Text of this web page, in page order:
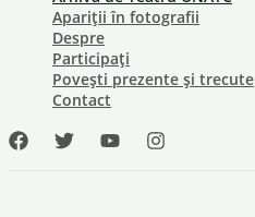
Apariții în fotografii
Despre
Participați
Povești prezente și trecute
Contact